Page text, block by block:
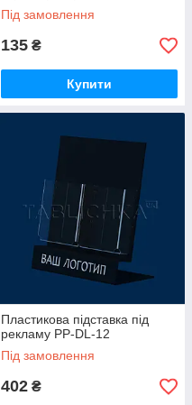
Під замовлення
135 ₴
Купити
Пластикова підставка під
рекламу PP-DL-12
Під замовлення
402 ₴